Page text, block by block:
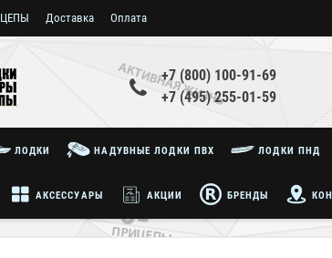
Доставка Оплата
+7 (800) 100-91-69
+7 (495) 255-01-59
ЛОДКИ НАДУВНЫЕ ЛОДКИ ПВХ ЛОДКИ ПНД
АКСЕССУАРЫ АКЦИИ БРЕНДЫ